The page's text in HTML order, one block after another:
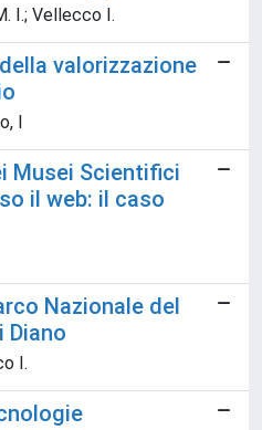
I.; Vellecco I.
valorizzazione
I
Musei Scientifici
il web: il caso
Nazionale del
Diano
I.